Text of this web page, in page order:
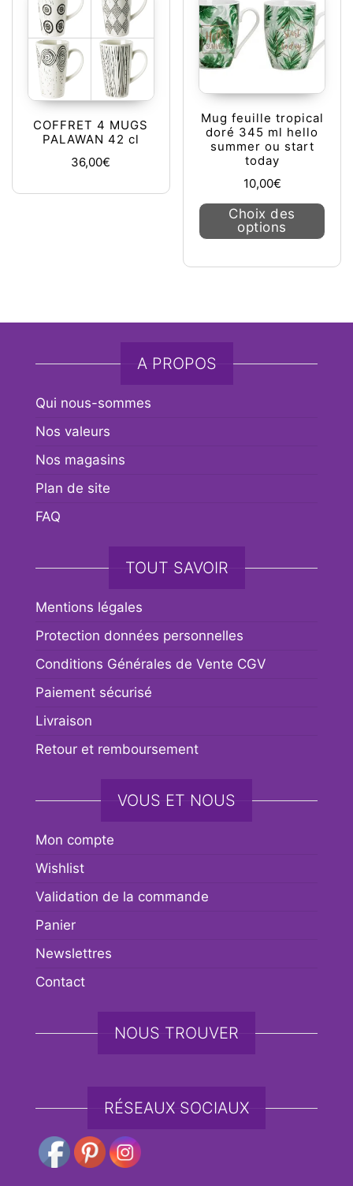
COFFRET 4 MUGS
PALAWAN 42 cl
36,00€
Mug feuille tropical
doré 345 ml hello
summer ou start
today
10,00€
Choix des
options
A PROPOS
Qui nous-sommes
Nos valeurs
Nos magasins
Plan de site
FAQ
TOUT SAVOIR
Mentions légales
Protection données personnelles
Conditions Générales de Vente CGV
Paiement sécurisé
Livraison
Retour et remboursement
VOUS ET NOUS
Mon compte
Wishlist
Validation de la commande
Panier
Newslettres
Contact
NOUS TROUVER
RÉSEAUX SOCIAUX